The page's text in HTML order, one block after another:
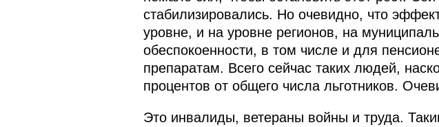
стабилизировались. Но очевидно, что
уровне, и на уровне регионов, на
обеспокоенности, в том числе и для
препаратам. Всего сейчас таких людей,
процентов от общего числа льготников.
Это инвалиды, ветераны войны и труда.